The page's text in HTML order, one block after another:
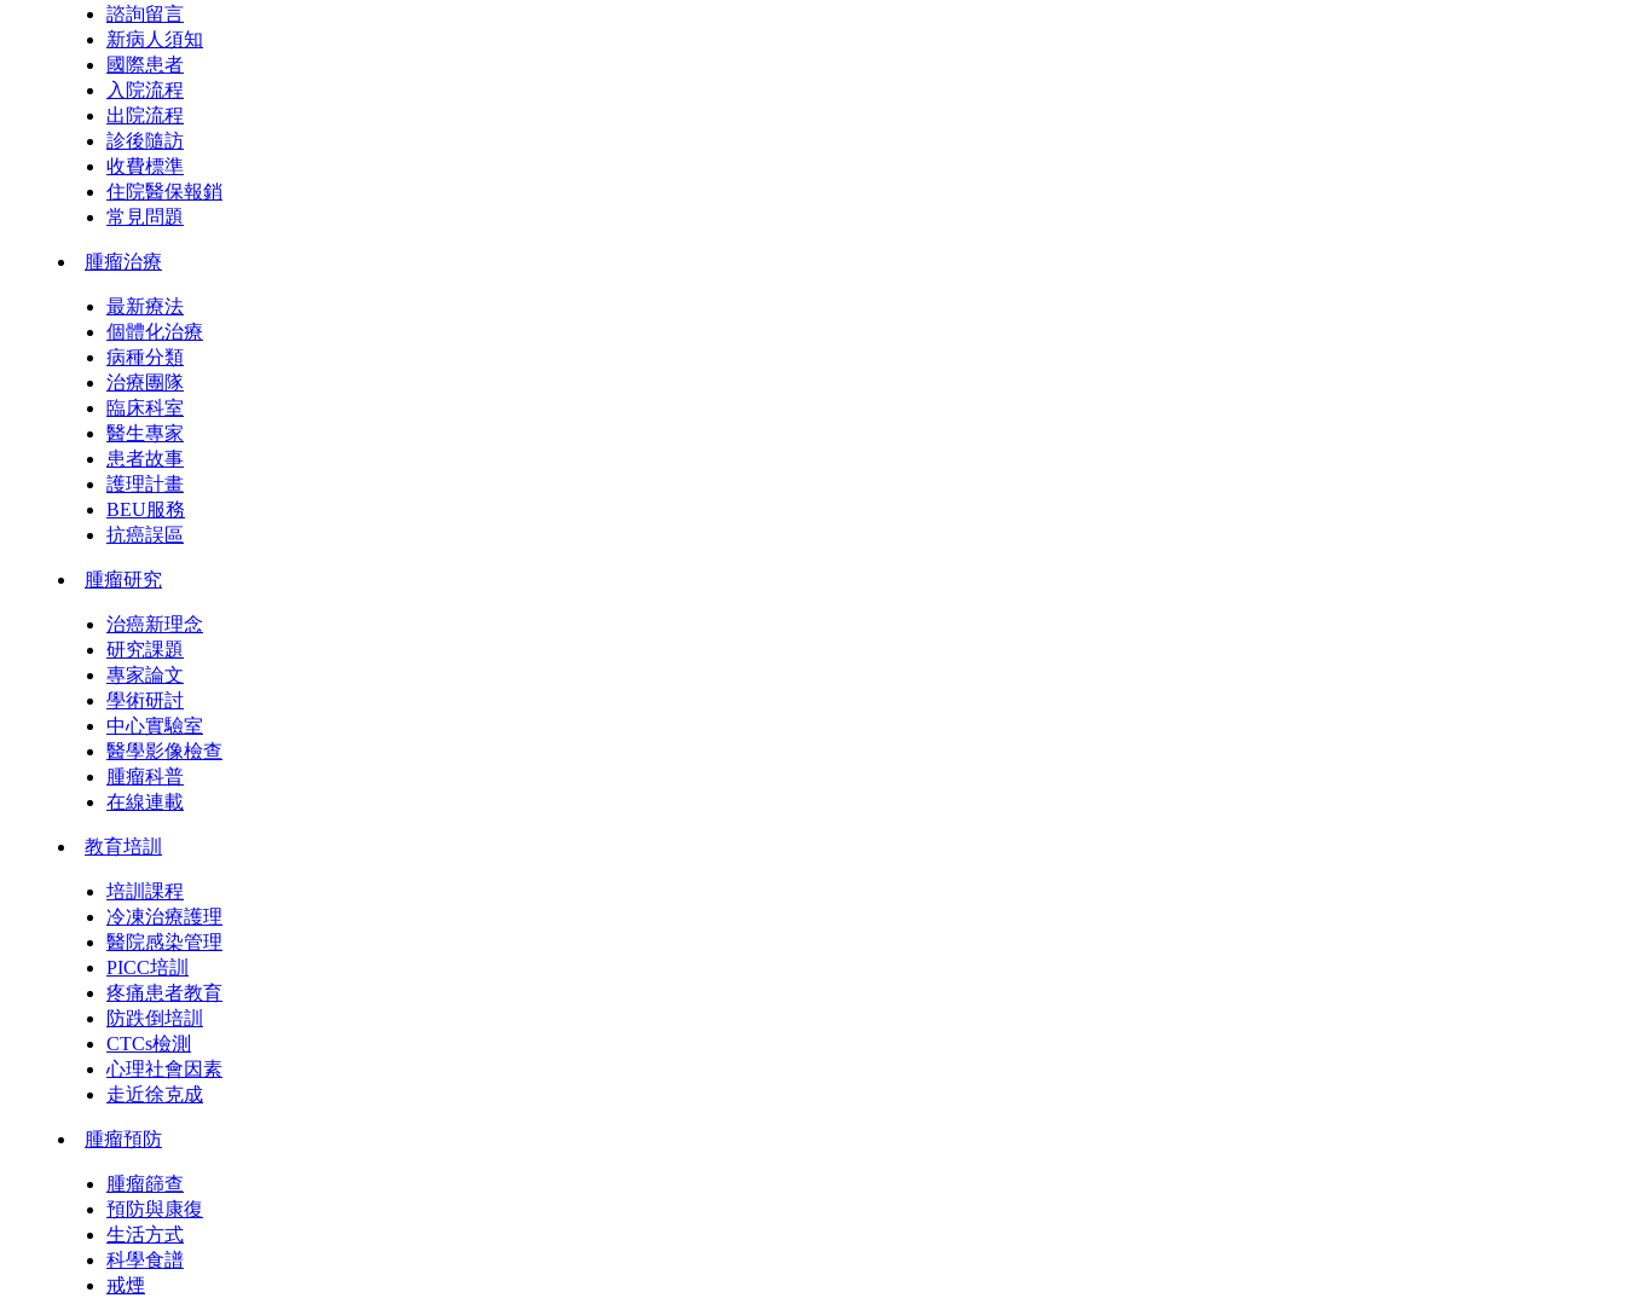
諮詢留言
新病人須知
國際患者
入院流程
出院流程
診後隨訪
收費標準
住院醫保報銷
常見問題
腫瘤治療
最新療法
個體化治療
病種分類
治療團隊
臨床科室
醫生專家
患者故事
護理計畫
BEU服務
抗癌誤區
腫瘤研究
治癌新理念
研究課題
專家論文
學術研討
中心實驗室
醫學影像檢查
腫瘤科普
在線連載
教育培訓
培訓課程
冷凍治療護理
醫院感染管理
PICC培訓
疼痛患者教育
防跌倒培訓
CTCs檢測
心理社會因素
走近徐克成
腫瘤預防
腫瘤篩查
預防與康復
生活方式
科學食譜
戒煙